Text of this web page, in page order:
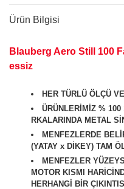
Ürün Bilgisi
Blauberg Aero Still 100
essiz
HER TÜRLÜ ÖLÇÜ
ÜRÜNLERİMİZ %
RKALARINDA METAL
MENFEZLERDE
(YATAY x DİKEY) TAM
MENFEZLER
MOTOR KISMI
HERHANGİ BİR